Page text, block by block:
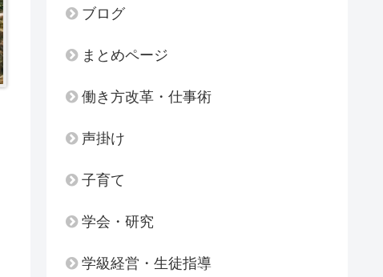
ブログ
まとめページ
働き方改革・仕事術
声掛け
子育て
学会・研究
学級経営・生徒指導